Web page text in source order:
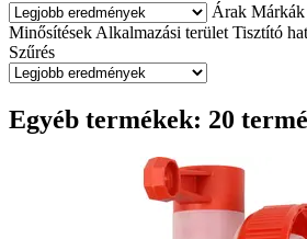
Árak Márkák
Minősítések Alkalmazási terület Tisztító
Szűrés
Egyéb termékek: 20